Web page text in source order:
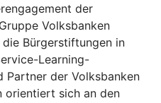
der
Volksbanken
Bürgerstiftungen in
Learning-
Partner der Volksbanken
orientiert sich an den